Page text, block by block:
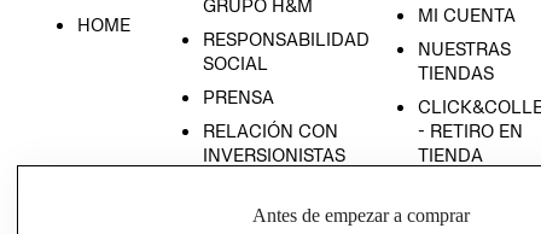
HOME
GRUPO H&M
RESPONSABILIDAD
SOCIAL
PRENSA
RELACIÓN CON
INVERSIONISTAS
EMPRESARIAL
MI CUENTA
NUESTRAS
TIENDAS
- RETIRO EN
TIENDA
CONDICIONES
Antes de empezar a comprar